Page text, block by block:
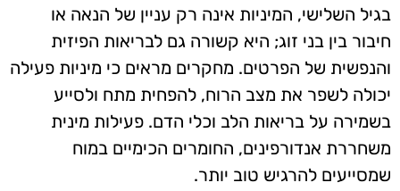
בגיל השלישי, המיניות אינה רק עניין של הנאה או
חיבור בין בני זוג; היא קשורה גם לבריאות הפיזית
והנפשית של הפרטים. מחקרים מראים כי מיניות פעילה
יכולה לשפר את מצב הרוח, להפחית מתח ולסייע
בשמירה על בריאות הלב וכלי הדם. פעילות מינית
משחררת אנדורפינים, החומרים הכימיים במוח
שמסייעים להרגיש טוב יותר.